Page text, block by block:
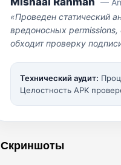
—
«Проведен статический
вредоносных
обходит проверку
Технический аудит:
Целостность APK
Скриншоты